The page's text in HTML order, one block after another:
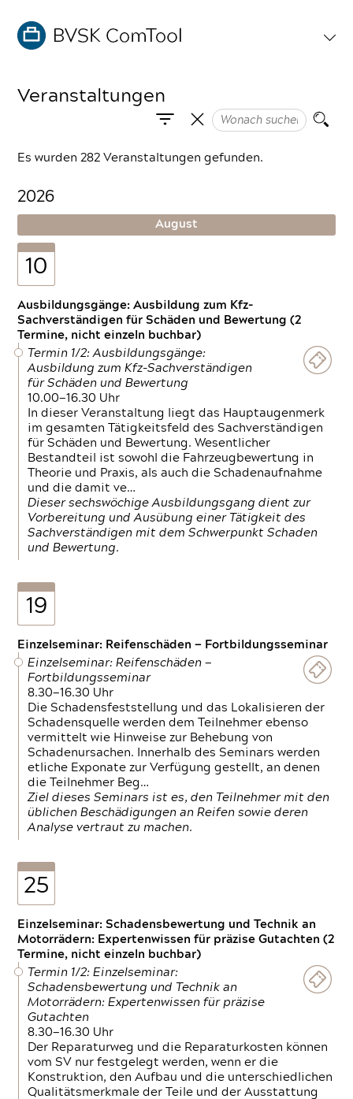
Veranstaltungen
Es wurden 282 Veranstaltungen gefunden.
2026
August
10
Ausbildungsgänge: Ausbildung zum Kfz-
Sachverständigen für Schäden und Bewertung (2
Termine, nicht einzeln buchbar)
Termin 1/2: Ausbildungsgänge:
Ausbildung zum Kfz-Sachverständigen
für Schäden und Bewertung
10.00—16.30 Uhr
In dieser Veranstaltung liegt das Hauptaugenmerk
im gesamten Tätigkeitsfeld des Sachverständigen
für Schäden und Bewertung. Wesentlicher
Bestandteil ist sowohl die Fahrzeugbewertung in
Theorie und Praxis, als auch die Schadenaufnahme
und die damit ve…
Dieser sechswöchige Ausbildungsgang dient zur
Vorbereitung und Ausübung einer Tätigkeit des
Sachverständigen mit dem Schwerpunkt Schaden
und Bewertung.
19
Einzelseminar: Reifenschäden — Fortbildungsseminar
Einzelseminar: Reifenschäden —
Fortbildungsseminar
8.30—16.30 Uhr
Die Schadensfeststellung und das Lokalisieren der
Schadensquelle werden dem Teilnehmer ebenso
vermittelt wie Hinweise zur Behebung von
Schadenursachen. Innerhalb des Seminars werden
etliche Exponate zur Verfügung gestellt, an denen
die Teilnehmer Beg…
Ziel dieses Seminars ist es, den Teilnehmer mit den
üblichen Beschädigungen an Reifen sowie deren
Analyse vertraut zu machen.
25
Einzelseminar: Schadensbewertung und Technik an
Motorrädern: Expertenwissen für präzise Gutachten (2
Termine, nicht einzeln buchbar)
Termin 1/2: Einzelseminar:
Schadensbewertung und Technik an
Motorrädern: Expertenwissen für präzise
Gutachten
8.30—16.30 Uhr
Der Reparaturweg und die Reparaturkosten können
vom SV nur festgelegt werden, wenn er die
Konstruktion, den Aufbau und die unterschiedlichen
Qualitätsmerkmale der Teile und der Ausstattung